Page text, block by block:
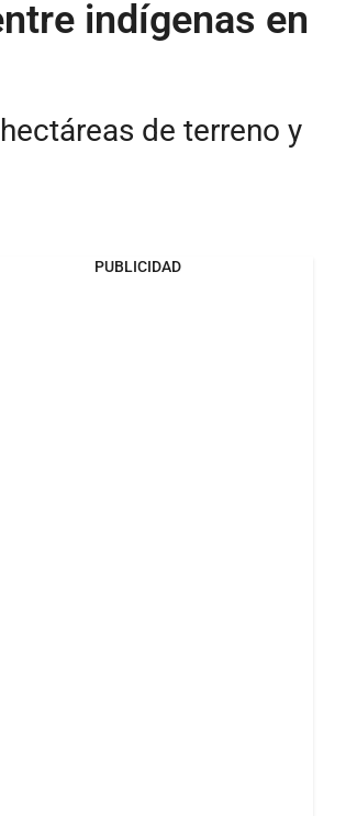
indígenas en
de terreno y
PUBLICIDAD